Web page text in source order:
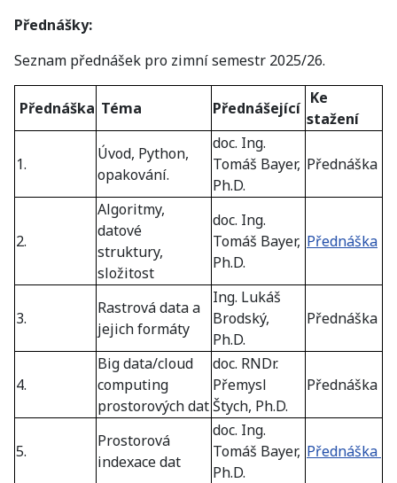
Přednášky:
Seznam přednášek pro zimní semestr 2025/26.
Přednáška Téma Přednášející
Ke
stažení
1.
Úvod, Python,
opakování.
doc. Ing.
Tomáš Bayer,
Ph.D.
Přednáška
2.
Algoritmy,
datové
struktury,
složitost
doc. Ing.
Tomáš Bayer,
Ph.D.
Přednáška
3.
Rastrová data a
jejich formáty
Ing. Lukáš
Brodský,
Ph.D.
Přednáška
4.
Big data/cloud
computing
prostorových dat
doc. RNDr.
Přemysl
Štych, Ph.D.
Přednáška
5.
Prostorová
indexace dat
doc. Ing.
Tomáš Bayer,
Ph.D.
Přednáška